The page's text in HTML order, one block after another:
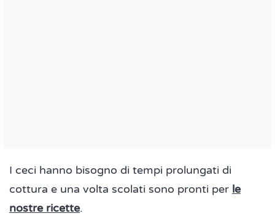
I ceci hanno bisogno di tempi prolungati di
cottura e una volta scolati sono pronti per le
nostre ricette.